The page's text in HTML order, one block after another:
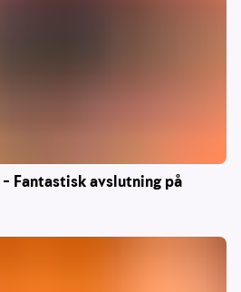
Fantastisk avslutning på